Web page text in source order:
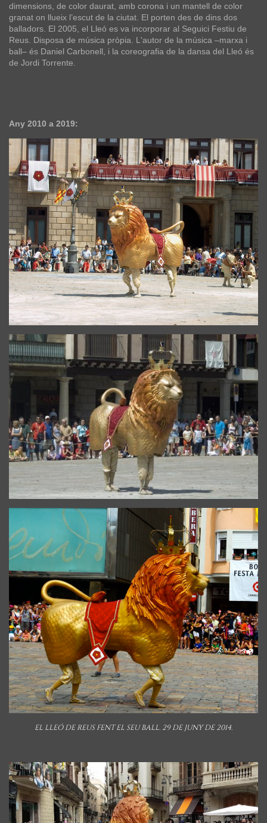
dimensions, de color daurat, amb corona i un mantell de color
granat on llueix l’escut de la ciutat. El porten des de dins dos
balladors. El 2005, el Lleó es va incorporar al Seguici Festiu de
Reus. Disposa de música pròpia. L'autor de la música –marxa i
ball– és Daniel Carbonell, i la coreografia de la dansa del Lleó és
de Jordi Torrente.
Any 2010 a 2019:
EL LLEÓ DE REUS FENT EL SEU BALL. 29 DE JUNY DE 2014.